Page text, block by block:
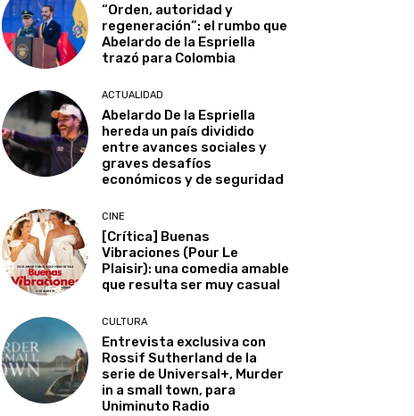
“Orden, autoridad y
regeneración”: el rumbo que
Abelardo de la Espriella
trazó para Colombia
ACTUALIDAD
Abelardo De la Espriella
hereda un país dividido
entre avances sociales y
graves desafíos
económicos y de seguridad
CINE
[Crítica] Buenas
Vibraciones (Pour Le
Plaisir): una comedia amable
que resulta ser muy casual
CULTURA
Entrevista exclusiva con
Rossif Sutherland de la
serie de Universal+, Murder
in a small town, para
Uniminuto Radio